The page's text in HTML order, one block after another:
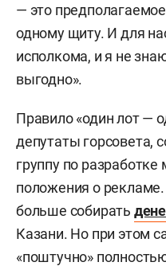
— это
одному щиту. И для
исполкома, и я не
выгодно».
Правило «один лот —
депутаты горсовета,
группу по
положения о
больше собирать
Казани. Но при этом
«поштучно»